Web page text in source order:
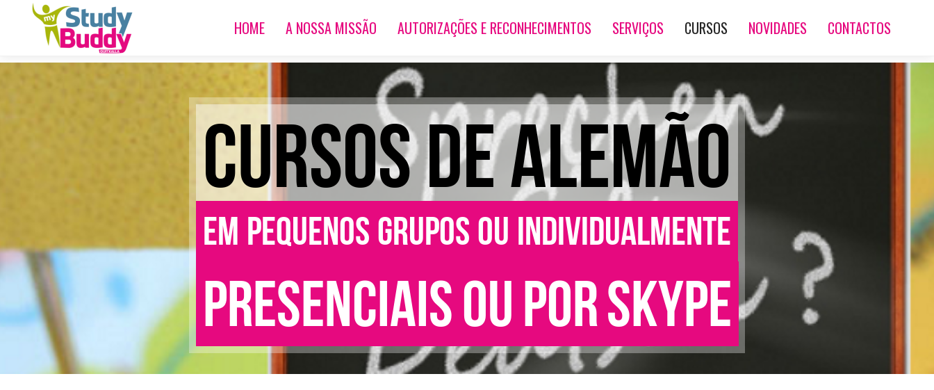
HOME A NOSSA MISSÃO AUTORIZAÇÕES E RECONHECIMENTOS SERVIÇOS CURSOS NOVIDADES CONTACTOS
CURSOS DE ALEMÃO
Em pequenos grupos ou individualmente
Presenciais ou por SKYPE